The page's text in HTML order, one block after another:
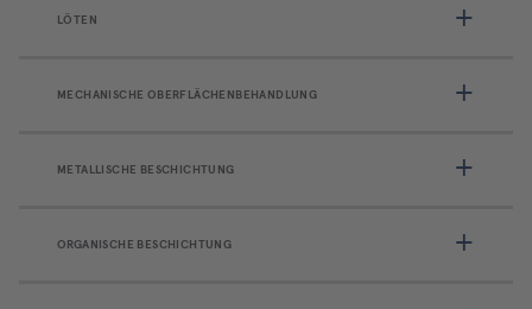
LÖTEN
MECHANISCHE OBERFLÄCHENBEHANDLUNG
METALLISCHE BESCHICHTUNG
ORGANISCHE BESCHICHTUNG